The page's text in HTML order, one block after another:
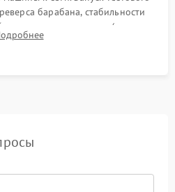
барабана, стабильности
дренажного насоса (откачка
скрипов, стуков или